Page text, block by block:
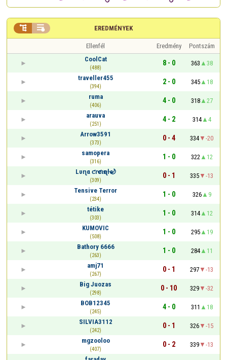
EREDMÉNYEK
 
Ellenfél Eredmény
Pontszám
CoolCat
(488)
8 - 0 363
38
traveller455
(394)
2 - 0 345
18
ruma
(406)
4 - 0 318
27
arauva
(251)
4 - 2 314
4
Arrow3591
(373)
0 - 4 334
-20
samopera
(316)
1 - 0 322
12
Lυɳα ƈɾҽƈιҽɳƚҽ🌙
(309)
0 - 1 335
-13
Tensive Terror
(234)
1 - 0 326
9
tétike
(303)
1 - 0 314
12
KUMOVIC
(508)
1 - 0 295
19
Bathory 6666
(263)
1 - 0 284
11
amj71
(267)
0 - 1 297
-13
Big Juozas
(298)
0 - 10 329
-32
BOB12345
(245)
4 - 0 311
18
SILVIA3112
(242)
0 - 1 326
-15
mgzooloo
(407)
0 - 2 339
-13